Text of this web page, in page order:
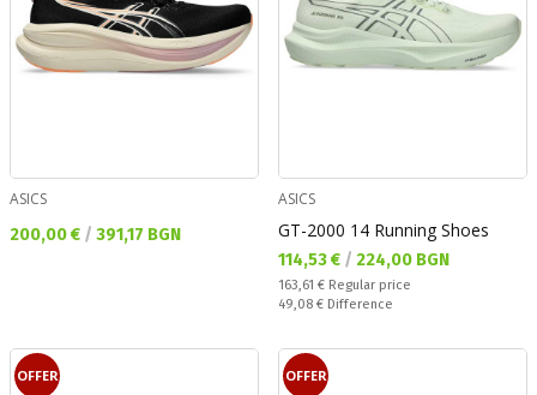
ASICS
Текуща цена:
200,00 € / 391,17 BGN
ASICS
GT-2000 14 Running Shoes
Текуща цена:
114,53 € / 224,00 BGN
Regular price:
163,61 € Regular price
Спестявате:
49,08 € Difference
OFFER OFFER